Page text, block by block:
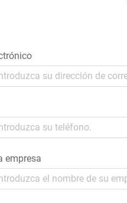
empresa